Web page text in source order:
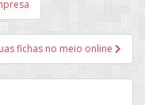
fichas no meio online